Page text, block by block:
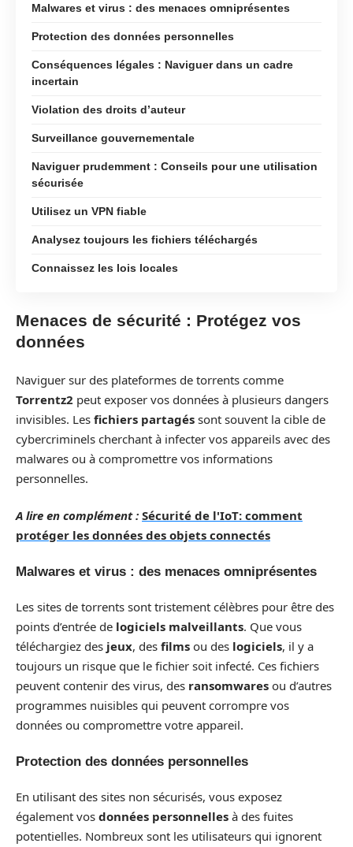
Malwares et virus : des menaces omniprésentes
Protection des données personnelles
Conséquences légales : Naviguer dans un cadre
incertain
Violation des droits d’auteur
Surveillance gouvernementale
Naviguer prudemment : Conseils pour une utilisation
sécurisée
Utilisez un VPN fiable
Analysez toujours les fichiers téléchargés
Connaissez les lois locales
Menaces de sécurité : Protégez vos
données
Naviguer sur des plateformes de torrents comme
Torrentz2 peut exposer vos données à plusieurs dangers
invisibles. Les fichiers partagés sont souvent la cible de
cybercriminels cherchant à infecter vos appareils avec des
malwares ou à compromettre vos informations
personnelles.
A lire en complément : Sécurité de l'IoT: comment
protéger les données des objets connectés
Malwares et virus : des menaces omniprésentes
Les sites de torrents sont tristement célèbres pour être des
points d’entrée de logiciels malveillants. Que vous
téléchargiez des jeux, des films ou des logiciels, il y a
toujours un risque que le fichier soit infecté. Ces fichiers
peuvent contenir des virus, des ransomwares ou d’autres
programmes nuisibles qui peuvent corrompre vos
données ou compromettre votre appareil.
Protection des données personnelles
En utilisant des sites non sécurisés, vous exposez
également vos données personnelles à des fuites
potentielles. Nombreux sont les utilisateurs qui ignorent